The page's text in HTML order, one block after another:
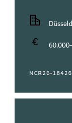
NCR26-